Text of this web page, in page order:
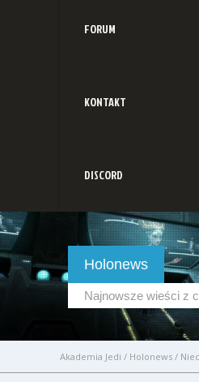
FORUM
KONTAKT
DISCORD
Holonews
Najnowsze wieści z
Akademia Jedi / Holonews /